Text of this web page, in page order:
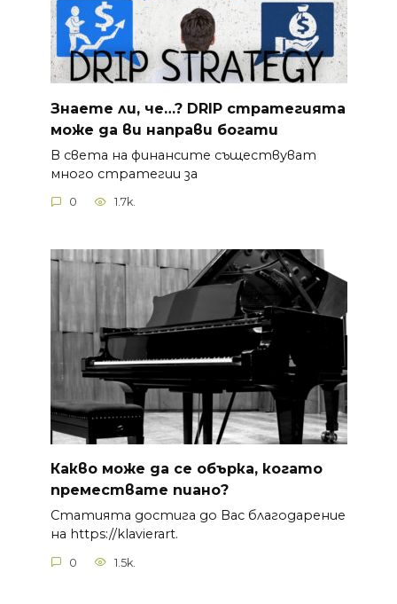
Знаете ли, че…? DRIP стратегията
може да ви направи богати
В света на финансите съществуват
много стратегии за
0 1.7k.
Какво може да се обърка, когато
премествате пиано?
Статията достига до Вас благодарение
на https://klavierart.
0 1.5k.